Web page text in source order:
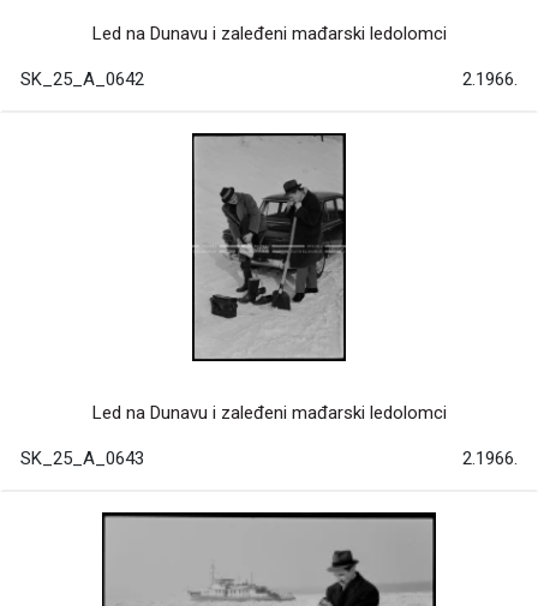
Led na Dunavu i zaleđeni mađarski ledolomci
SK_25_A_0642 2.1966.
Led na Dunavu i zaleđeni mađarski ledolomci
SK_25_A_0643 2.1966.